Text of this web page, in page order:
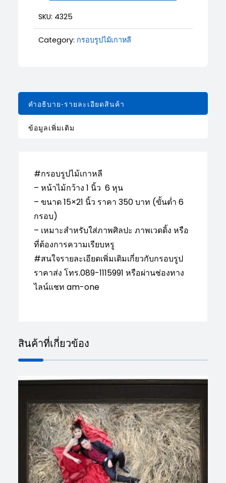
4325
SKU: 4325
Category: กรอบรูปไม้เกาหลี
คำอธิบาย-รายละเอียดสินค้า
ข้อมูลเพิ่มเติม
#กรอบรูปไม้เกาหลี
– หน้าไม้กว้าง 1 นิ้ว 6 หุน
– ขนาด 15×21 นิ้ว ราคา 350 บาท (ขั้นต่ำ 6
กรอบ)
– เหมาะสำหรับใส่ภาพศิลปะ ภาพเวดดิ้ง หรือ
ที่ต้องการความเรียบหรู
#สนใจรายละเอียดเพิ่มเติมเกี่ยวกับกรอบรูป
ราคาส่ง โทร.089-1115991 หรือผ่านช่องทาง
ไลน์แชท am-one
สินค้าที่เกี่ยวข้อง